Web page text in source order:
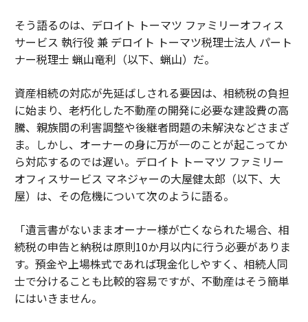
そう語るのは、デロイト トーマツ ファミリーオフィス
サービス 執行役 兼 デロイト トーマツ税理士法人 パート
ナー税理士 蝋山竜利（以下、蝋山）だ。
資産相続の対応が先延ばしされる要因は、相続税の負担
に始まり、老朽化した不動産の開発に必要な建設費の高
騰、親族間の利害調整や後継者問題の未解決などさまざ
ま。しかし、オーナーの身に万が一のことが起こってか
ら対応するのでは遅い。デロイト トーマツ ファミリー
オフィスサービス マネジャーの大屋健太郎（以下、大
屋）は、その危機について次のように語る。
「遺言書がないままオーナー様が亡くなられた場合、相
続税の申告と納税は原則10か月以内に行う必要がありま
す。預金や上場株式であれば現金化しやすく、相続人同
士で分けることも比較的容易ですが、不動産はそう簡単
にはいきません。